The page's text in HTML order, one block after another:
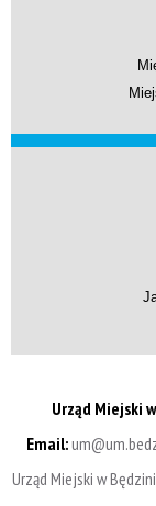
Urząd Miejski
Email:
Urząd Miejski w